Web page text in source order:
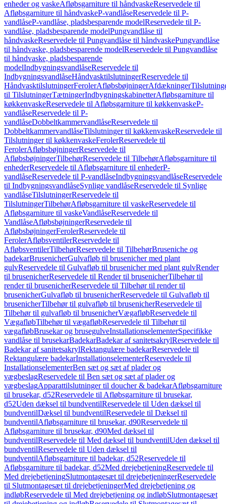
enheder og vaskeAfløbsgarniture til håndvaskeReservedele til
Afløbsgarniture til håndvaskeP-vandlåseReservedele til P-
vandlåseP-vandlåse, pladsbesparende modelReservedele til P-
vandlåse, pladsbesparende modelPungvandlåse til
håndvaskeReservedele til Pungvandlåse til håndvaskePungvandlåse
til håndvaske, pladsbesparende modelReservedele til Pungvandlåse
til håndvaske, pladsbesparende
modelIndbygningsvandlåseReservedele til
IndbygningsvandlåseHåndvasktilslutningerReservedele til
HåndvasktilslutningerFerolerAfløbsbøjningerAfdækninger
til TilslutningerTætningerIndbygningskabinetterAfløbsgarniture til
køkkenvaskeReservedele til Afløbsgarniture til køkkenvaskeP-
vandlåseReservedele til P-
vandlåseDobbeltkammervandlåseReservedele til
DobbeltkammervandlåseTilslutninger til køkkenvaskeReservedele til
Tilslutninger til køkkenvaskeFerolerReservedele til
FerolerAfløbsbøjningerReservedele til
AfløbsbøjningerTilbehørReservedele til TilbehørAfløbsgarniture til
enhederReservedele til Afløbsgarniture til enhederP-
vandlåseReservedele til P-vandlåseIndbygningsvandlåseReservedele
til IndbygningsvandlåseSynlige vandlåseReservedele til Synlige
vandlåseTilslutningerReservedele til
TilslutningerTilbehørAfløbsgarniture til vaskeReservedele til
Afløbsgarniture til vaskeVandlåseReservedele til
VandlåseAfløbsbøjningerReservedele til
AfløbsbøjningerFerolerReservedele til
FerolerAfløbsventilerReservedele til
AfløbsventilerTilbehørReservedele til TilbehørBruseniche og
badekarBrusenicherGulvafløb til brusenicher med plant
gulvReservedele til Gulvafløb til brusenicher med plant gulvRender
til brusenicherReservedele til Render til brusenicherTilbehør til
render til brusenicherReservedele til Tilbehør til render til
brusenicherGulvafløb til brusenicherReservedele til Gulvafløb til
brusenicherTilbehør til gulvafløb til brusenicherReservedele til
Tilbehør til gulvafløb til brusenicherVægafløbReservedele til
VægafløbTilbehør til vægafløbReservedele til Tilbehør til
vægafløbBrusekar og brusegulveInstallationselementerSpecifikke
vandlåse til brusekarBadekarBadekar af sanitetsakrylReservedele til
Badekar af sanitetsakrylRektangulære badekarReservedele til
Rektangulære badekarInstallationselementerReservedele til
InstallationselementerBen sæt og sæt af plader og
vægbeslagReservedele til Ben sæt og sæt af plader og
vægbeslagApparattilslutninger til doucher & badekarAfløbsgarniture
til brusekar, d52Reservedele til Afløbsgarniture til brusekar,
d52Uden dæksel til bundventilReservedele til Uden dæksel til
bundventilDæksel til bundventilReservedele til Dæksel til
bundventilAfløbsgarniture til brusekar, d90Reservedele til
Afløbsgarniture til brusekar, d90Med dæksel til
bundventilReservedele til Med dæksel til bundventilUden dæksel til
bundventilReservedele til Uden dæksel til
bundventilAfløbsgarniture til badekar, d52Reservedele til
Afløbsgarniture til badekar, d52Med drejebetjeningReservedele til
Med drejebetjeningSlutmontagesæt til drejebetjeningerReservedele
til Slutmontagesæt til drejebetjeningerMed drejebetjening og
indløbReservedele til Med drejebetjening og indløbSlutmontagesæt